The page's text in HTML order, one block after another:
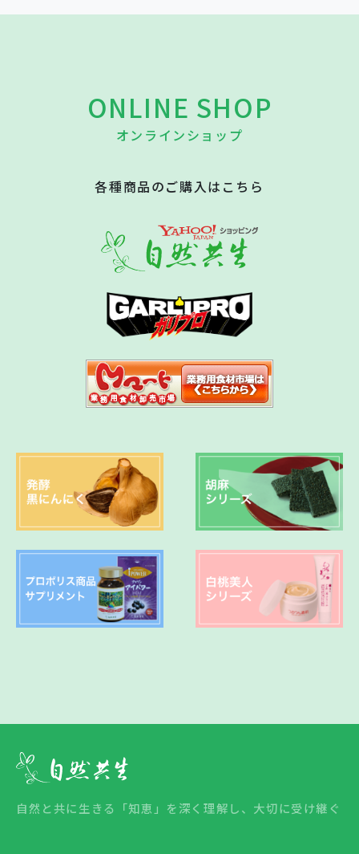
ONLINE SHOP
オンラインショップ
各種商品のご購入はこちら
自然と共に生きる「知恵」を深く理解し、大切に受け継ぐ